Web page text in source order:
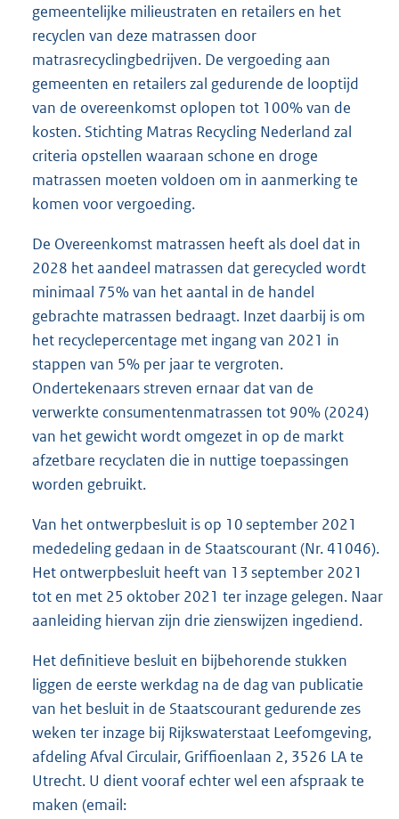
gemeentelijke milieustraten en retailers en het
recyclen van deze matrassen door
matrasrecyclingbedrijven. De vergoeding aan
gemeenten en retailers zal gedurende de looptijd
van de overeenkomst oplopen tot 100% van de
kosten. Stichting Matras Recycling Nederland zal
criteria opstellen waaraan schone en droge
matrassen moeten voldoen om in aanmerking te
komen voor vergoeding.
De Overeenkomst matrassen heeft als doel dat in
2028 het aandeel matrassen dat gerecycled wordt
minimaal 75% van het aantal in de handel
gebrachte matrassen bedraagt. Inzet daarbij is om
het recyclepercentage met ingang van 2021 in
stappen van 5% per jaar te vergroten.
Ondertekenaars streven ernaar dat van de
verwerkte consumentenmatrassen tot 90% (2024)
van het gewicht wordt omgezet in op de markt
afzetbare recyclaten die in nuttige toepassingen
worden gebruikt.
Van het ontwerpbesluit is op 10 september 2021
mededeling gedaan in de Staatscourant (Nr. 41046).
Het ontwerpbesluit heeft van 13 september 2021
tot en met 25 oktober 2021 ter inzage gelegen. Naar
aanleiding hiervan zijn drie zienswijzen ingediend.
Het definitieve besluit en bijbehorende stukken
liggen de eerste werkdag na de dag van publicatie
van het besluit in de Staatscourant gedurende zes
weken ter inzage bij Rijkswaterstaat Leefomgeving,
afdeling Afval Circulair, Griffioenlaan 2, 3526 LA te
Utrecht. U dient vooraf echter wel een afspraak te
maken (email: